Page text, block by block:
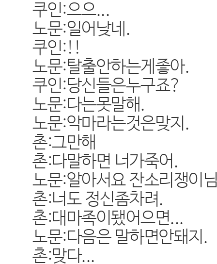
쿠인:으으...
노문:일어낮네.
쿠인:!!
노문:탈출안하는게좋아.
쿠인:당신들은누구죠?
노문:다는못말해.
노문:악마라는것은맞지.
촌:그만해
촌:다말하면 너가죽어.
노문:알아서요 잔소리쟁이
촌:너도 정신좀차려.
촌:대마족이됐어으면...
노문:다음은 말하면안돼지.
촌:맞다...